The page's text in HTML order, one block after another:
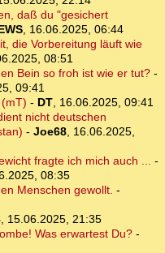
daß du "gesichert
, 16.06.2025, 06:44
die Vorbereitung läuft wie
08:51
Bein so froh ist wie er tut?-
09:41
- DT, 16.06.2025, 09:41
nicht deutschen
- Joe68, 16.06.2025,
fragte ich mich auch ... -
08:35
Menschen gewollt. -
, 15.06.2025, 21:35
Was erwartest Du?-